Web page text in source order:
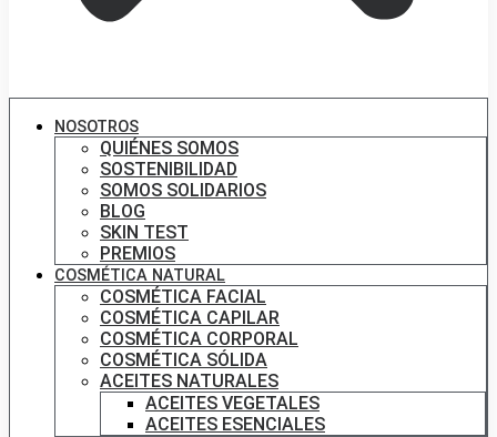
NOSOTROS
QUIÉNES SOMOS
SOSTENIBILIDAD
SOMOS SOLIDARIOS
BLOG
SKIN TEST
PREMIOS
COSMÉTICA NATURAL
COSMÉTICA FACIAL
COSMÉTICA CAPILAR
COSMÉTICA CORPORAL
COSMÉTICA SÓLIDA
ACEITES NATURALES
ACEITES VEGETALES
ACEITES ESENCIALES